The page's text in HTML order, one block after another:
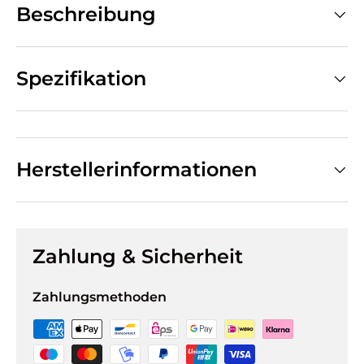
Beschreibung
Spezifikation
Herstellerinformationen
Zahlung & Sicherheit
Zahlungsmethoden